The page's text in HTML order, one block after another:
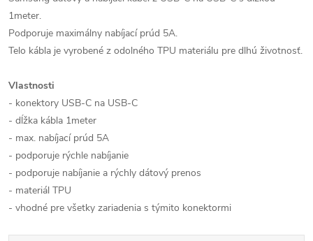
1meter.
Podporuje maximálny nabíjací prúd 5A.
Telo kábla je vyrobené z odolného TPU materiálu pre dlhú životnosť.
Vlastnosti
- konektory USB-C na USB-C
- dĺžka kábla 1meter
- max. nabíjací prúd 5A
- podporuje rýchle nabíjanie
- podporuje nabíjanie a rýchly dátový prenos
- materiál TPU
- vhodné pre všetky zariadenia s týmito konektormi